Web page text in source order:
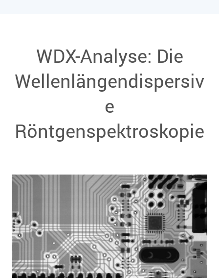
WDX-Analyse: Die
Wellenlängendispersiv
e
Röntgenspektroskopie